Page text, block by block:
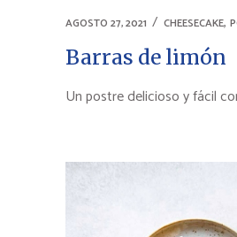
AGOSTO 27, 2021 CHEESECAKE,
Barras de limón
Un postre delicioso y fácil